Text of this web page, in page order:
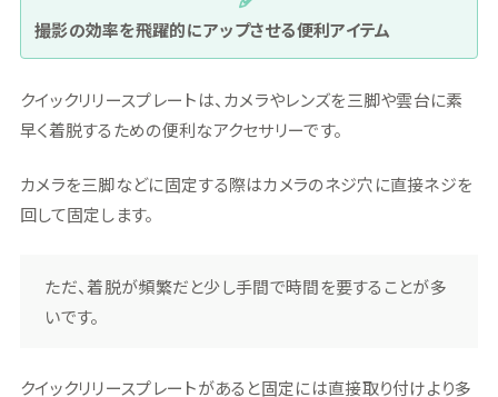
撮影の効率を飛躍的にアップさせる便利アイテム
クイックリリースプレートは、カメラやレンズを三脚や雲台に素
早く着脱するための便利なアクセサリーです。
カメラを三脚などに固定する際はカメラのネジ穴に直接ネジを
回して固定します。
ただ、着脱が頻繁だと少し手間で時間を要することが多
いです。
クイックリリースプレートがあると固定には直接取り付けより多